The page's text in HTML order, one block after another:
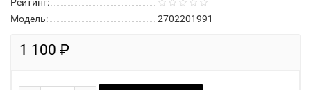
Модель:
2702201991
1 100 ₽